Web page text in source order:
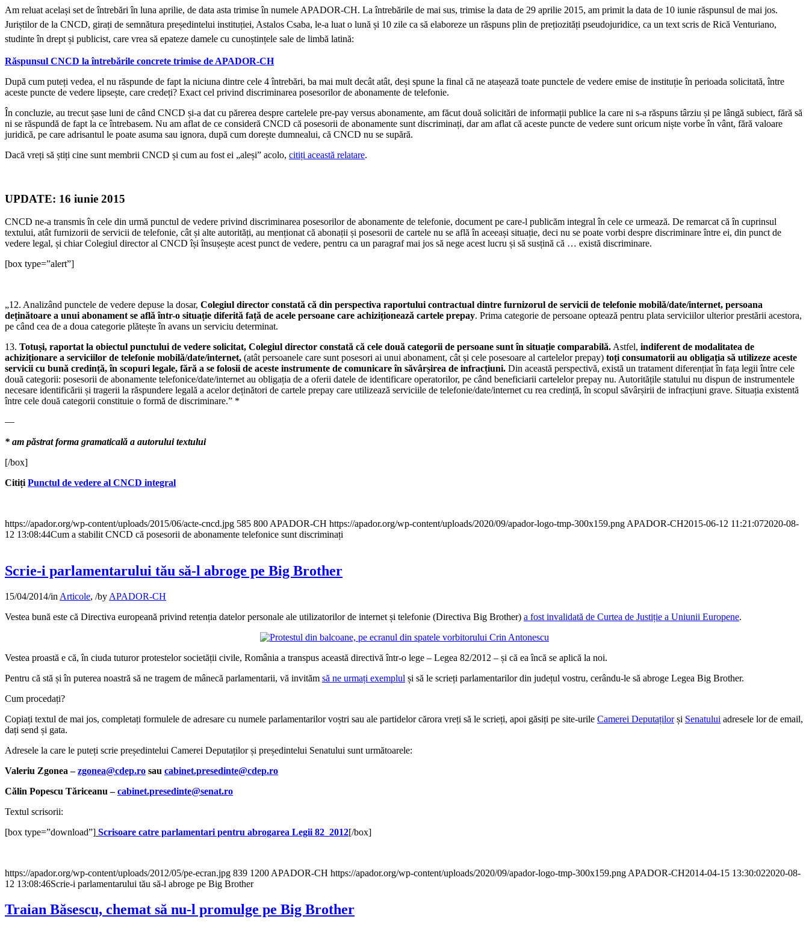
Am reluat același set de întrebări în luna aprilie, de data asta trimise în numele APADOR-CH. La întrebările de mai sus, trimise la data de 29 aprilie 2015, am primit la data de 10 iunie răspunsul de mai jos.
Juriștilor de la CNCD, girați de semnătura președintelui instituției, Astalos Csaba, le-a luat o lună și 10 zile ca să elaboreze un răspuns plin de prețiozități pseudojuridice, ca un text scris de Rică Venturiano,
studinte în drept și publicist, care vrea să epateze damele cu cunoștințele sale de limbă latină:
Răspunsul CNCD la întrebările concrete trimise de APADOR-CH
După cum puteți vedea, el nu răspunde de fapt la niciuna dintre cele 4 întrebări, ba mai mult decât atât, deși spune la final că ne atașează toate punctele de vedere emise de instituție în perioada solicitată, între
aceste puncte de vedere lipsește, care credeți? Exact cel privind discriminarea posesorilor de abonamente de telefonie.
În concluzie, au trecut șase luni de când CNCD și-a dat cu părerea despre cartelele pre-pay versus abonamente, am făcut două solicitări de informații publice la care ni s-a răspuns târziu și pe lângă subiect, fără să
ni se răspundă de fapt la ce întrebasem. Nu am aflat de ce consideră CNCD că posesorii de abonamente sunt discriminați, dar am aflat că aceste puncte de vedere sunt oricum niște vorbe în vânt, fără valoare
juridică, pe care adrisantul le poate asuma sau ignora, după cum dorește dumnealui, că CNCD nu se supără.
Dacă vreți să știți cine sunt membrii CNCD și cum au fost ei „aleși” acolo, citiți această relatare.
UPDATE: 16 iunie 2015
CNCD ne-a transmis în cele din urmă punctul de vedere privind discriminarea posesorilor de abonamente de telefonie, document pe care-l publicăm integral în cele ce urmează. De remarcat că în cuprinsul
textului, atât furnizorii de servicii de telefonie, cât și alte autorități, au menționat că abonații și posesorii de cartele nu se află în aceeași situație, deci nu se poate vorbi despre discriminare între ei, din punct de
vedere legal, și chiar Colegiul director al CNCD își însușește acest punct de vedere, pentru ca un paragraf mai jos să nege acest lucru și să susțină că … există discriminare.
[box type=”alert”]
„12. Analizând punctele de vedere depuse la dosar, Colegiul director constată că din perspectiva raportului contractual dintre furnizorul de servicii de telefonie mobilă/date/internet, persoana
deținătoare a unui abonament se află într-o situație diferită față de acele persoane care achiziționează cartele prepay. Prima categorie de persoane optează pentru plata serviciilor ulterior prestării acestora,
pe când cea de a doua categorie plătește în avans un serviciu determinat.
13. Totuși, raportat la obiectul punctului de vedere solicitat, Colegiul director constată că cele două categorii de persoane sunt în situație comparabilă. Astfel, indiferent de modalitatea de
achiziționare a serviciilor de telefonie mobilă/date/internet, (atât persoanele care sunt posesori ai unui abonament, cât și cele posesoare al cartelelor prepay) toți consumatorii au obligația să utilizeze aceste
servicii cu bună credință, în scopuri legale, fără a se folosii de aceste instrumente de comunicare în săvârșirea de infracțiuni. Din această perspectivă, există un tratament diferențiat în fața legii între cele
două categorii: posesorii de abonamente telefonice/date/internet au obligația de a oferii datele de identificare operatorilor, pe când beneficiarii cartelelor prepay nu. Autoritățile statului nu dispun de instrumentele
necesare identificării și tragerii la răspundere legală a acelor deținători de cartele prepay care utilizează serviciile de telefonie/date/internet cu rea credință, în scopul săvârșirii de infracțiuni grave. Situația existentă
între cele două categorii constituie o formă de discriminare.” *
—
* am păstrat forma gramaticală a autorului textului
[/box]
Citiți Punctul de vedere al CNCD integral
https://apador.org/wp-content/uploads/2015/06/acte-cncd.jpg 585 800 APADOR-CH https://apador.org/wp-content/uploads/2020/09/apador-logo-tmp-300x159.png APADOR-CH2015-06-12 11:21:072020-08-
12 13:08:44Cum a stabilit CNCD că posesorii de abonamente telefonice sunt discriminați
Scrie-i parlamentarului tău să-l abroge pe Big Brother
15/04/2014/in Articole, /by APADOR-CH
Vestea bună este că Directiva europeană privind retenția datelor personale ale utilizatorilor de internet și telefonie (Directiva Big Brother) a fost invalidată de Curtea de Justiție a Uniunii Europene.
Vestea proastă e că, în ciuda tuturor protestelor societății civile, România a transpus această directivă într-o lege – Legea 82/2012 – și că ea încă se aplică la noi.
Pentru că stă și în puterea noastră să ne tragem de mânecă parlamentarii, vă invităm să ne urmați exemplul și să le scrieți parlamentarilor din județul vostru, cerându-le să abroge Legea Big Brother.
Cum procedați?
Copiați textul de mai jos, completați formulele de adresare cu numele parlamentarilor voștri sau ale partidelor cărora vreți să le scrieți, apoi găsiți pe site-urile Camerei Deputațilorși Senatului adresele lor de email,
dați send și gata.
Adresele la care le puteți scrie președintelui Camerei Deputaților și președintelui Senatului sunt următoarele:
Valeriu Zgonea –zgonea@cdep.ro sau cabinet.presedinte@cdep.ro
Călin Popescu Tăriceanu –cabinet.presedinte@senat.ro
Textul scrisorii:
[box type=”download”] Scrisoare catre parlamentari pentru abrogarea Legii 82_2012[/box]
https://apador.org/wp-content/uploads/2012/05/pe-ecran.jpg 839 1200 APADOR-CH https://apador.org/wp-content/uploads/2020/09/apador-logo-tmp-300x159.png APADOR-CH2014-04-15 13:30:022020-08-
12 13:08:46Scrie-i parlamentarului tău să-l abroge pe Big Brother
Traian Băsescu, chemat să nu-l promulge pe Big Brother